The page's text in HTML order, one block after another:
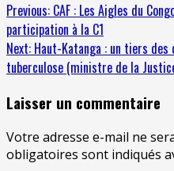
Previous: CAF : Les Aigles du
participation à la C1
Next: Haut-Katanga : un tiers
tuberculose (ministre de la
Laisser un commentaire
Votre adresse e-mail ne
obligatoires sont indiqués